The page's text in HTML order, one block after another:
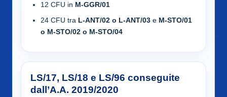
12 CFU in M-GGR/01
24 CFU tra L-ANT/02 o L-ANT/03 e M-STO/01
o M-STO/02 o M-STO/04
LS/17, LS/18 e LS/96 conseguite
dall’A.A. 2019/2020